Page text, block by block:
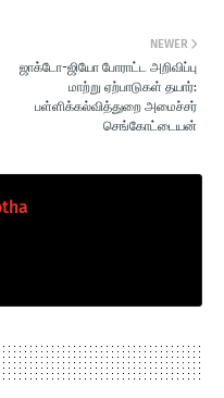
NEWER
ஜாக்டோ-ஜியோ போராட்ட அறிவிப்பு
மாற்று ஏற்பாடுகள் தயார்:
பள்ளிக்கல்வித்துறை அமைச்சர்
செங்கோட்டையன்